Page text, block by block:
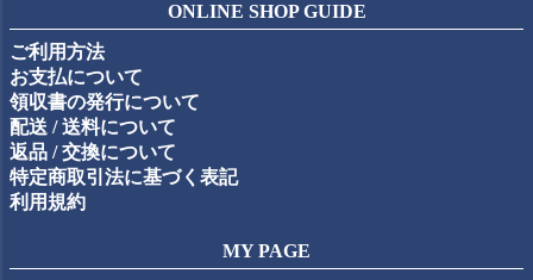
ップ
ONLINE SHOP GUIDE
ご利用方法
お支払について
領収書の発行について
配送 / 送料について
返品 / 交換について
特定商取引法に基づく表記
利用規約
MY PAGE